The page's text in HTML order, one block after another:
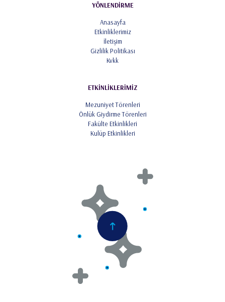
YÖNLENDİRME
Anasayfa
Etkinliklerimiz
İletişim
Gizlilik Politikası
Kvkk
ETKİNLİKLERİMİZ
Mezuniyet Törenleri
Önlük Giydirme Törenleri
Fakülte Etkinlikleri
Kulüp Etkinlikleri